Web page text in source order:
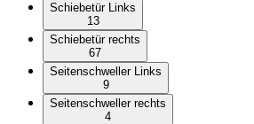
Schiebetür Links
13
Schiebetür rechts
67
Seitenschweller Links
9
Seitenschweller rechts
4